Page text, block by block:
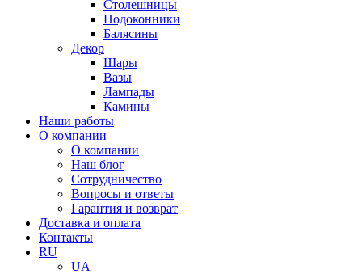
Столешницы
Подоконники
Балясины
Декор
Шары
Вазы
Лампады
Камины
Наши работы
О компании
О компании
Наш блог
Сотрудничество
Вопросы и ответы
Гарантия и возврат
Доставка и оплата
Контакты
RU
UA